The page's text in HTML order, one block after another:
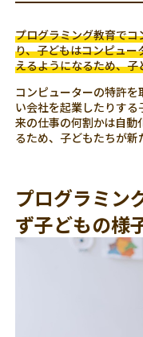
プログラミング教育で
り、子どもはコンピュ
えるようになるため、
コンピューターの特許
い会社を起業したりす
来の仕事の何割かは自
るため、子どもたちが新
プログラミン
ず子どもの様